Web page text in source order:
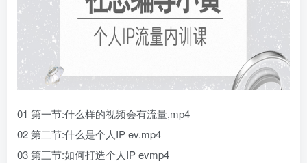
01 第一节:什么样的视频会有流量,mp4
02 第二节:什么是个人IP ev.mp4
03 第三节:如何打造个人IP evmp4